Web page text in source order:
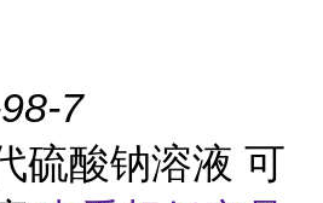
7
硫酸钠溶液 可